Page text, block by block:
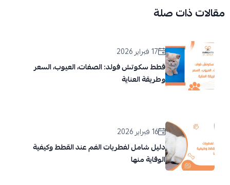
مقالات ذات صلة
17 فبراير 2026
قطط سكوتش فولد: الصفات، العيوب، السعر
وطريقة العناية
16 فبراير 2026
دليل شامل لفطريات الفم عند القطط وكيفية
الوقاية منها